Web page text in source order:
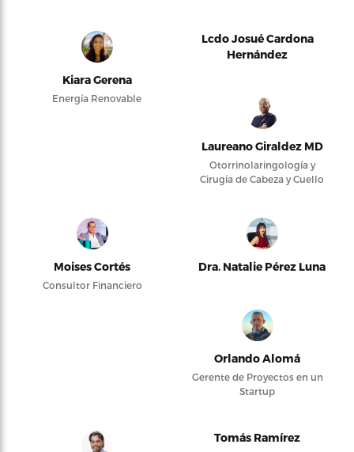
Kiara Gerena
Energía Renovable
Lcdo Josué Cardona
Hernández
Laureano Giraldez MD
Otorrinolaringología y
Cirugía de Cabeza y Cuello
Moises Cortés
Consultor Financiero
Dra. Natalie Pérez Luna
Orlando Alomá
Gerente de Proyectos en un
Startup
Tomás Ramírez